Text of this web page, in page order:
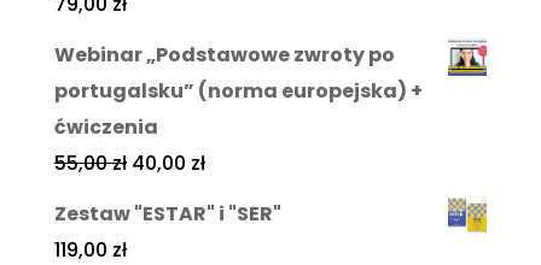
Webinar „Podstawowe zwroty po
portugalsku” (norma europejska) +
ćwiczenia
55,00zł 40,00 zł
Zestaw "ESTAR" i "SER"
119,00 zł